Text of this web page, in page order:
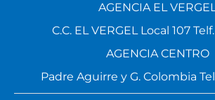
AGENCIA EL
C.C. EL VERGEL Local 107
AGENCIA CENTRO
Padre Aguirre y G. Colombia